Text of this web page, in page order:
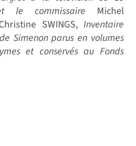
le commissaire Michel
SWINGS, Inventaire
Simenon parus en volumes
et conservés au Fonds